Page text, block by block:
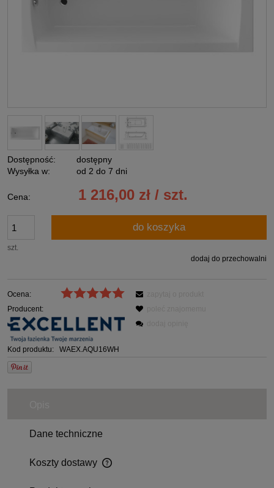
Dostępność:
dostępny
Wysyłka w:
od 2 do 7 dni
Cena: 1 216,00 zł / szt.
szt.
do koszyka
dodaj do przechowalni
Ocena:
Producent:
Kod produktu: WAEX.AQU16WH
Dane techniczne
Koszty dostawy